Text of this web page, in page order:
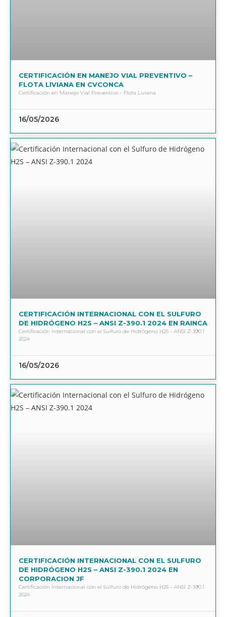
CERTIFICACIÓN EN MANEJO VIAL PREVENTIVO –
FLOTA LIVIANA EN CVCONCA
Certificación en Manejo Vial Preventivo – Flota Liviana
16/05/2026
CERTIFICACIÓN INTERNACIONAL CON EL SULFURO
DE HIDRÓGENO H2S – ANSI Z-390.1 2024 EN RAINCA
Certificación Internacional con el Sulfuro de Hidrógeno H2S – ANSI Z-390.1
2024
16/05/2026
CERTIFICACIÓN INTERNACIONAL CON EL SULFURO
DE HIDRÓGENO H2S – ANSI Z-390.1 2024 EN
CORPORACION JF
Certificación Internacional con el Sulfuro de Hidrógeno H2S – ANSI Z-390.1
2024